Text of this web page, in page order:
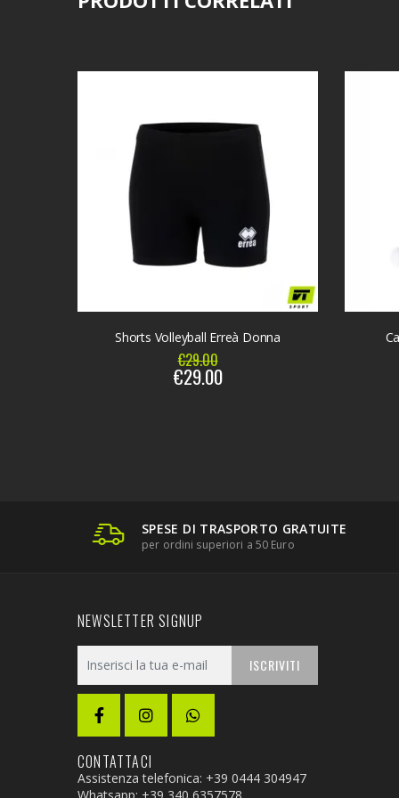
Shorts Volleyball Erreà Donna
€29.00
€29.00
SPESE DI TRASPORTO GRATUITE
per ordini superiori a 50 Euro
NEWSLETTER SIGNUP
ISCRIVITI
CONTATTACI
Assistenza telefonica: +39 0444 304947